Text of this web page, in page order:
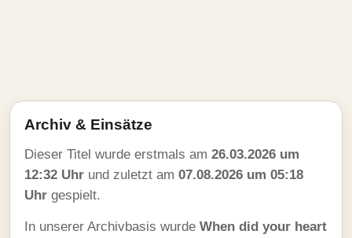
Archiv & Einsätze
Dieser Titel wurde erstmals am 26.03.2026 um
12:32 Uhr und zuletzt am 07.08.2026 um 05:18
Uhr gespielt.
In unserer Archivbasis wurde When did your heart